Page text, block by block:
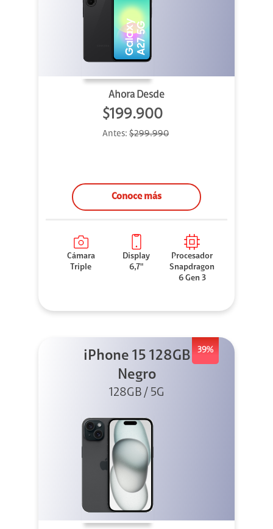
Ahora Desde
$199.900
Antes: $299.990
Conoce más
Cámara
Triple
Display
6,7"
Procesador
Snapdragon
6 Gen 3
39%
iPhone 15 128GB
Negro
128GB / 5G